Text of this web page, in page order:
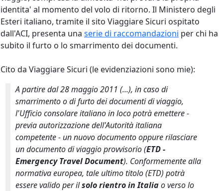
identita' al momento del volo di ritorno. Il Ministero degli
Esteri italiano, tramite il sito Viaggiare Sicuri ospitato
dall'ACI, presenta una serie di raccomandazioni per chi ha
subito il furto o lo smarrimento dei documenti.
Cito da Viaggiare Sicuri (le evidenziazioni sono mie):
A partire dal 28 maggio 2011 (...), in caso di
smarrimento o di furto dei documenti di viaggio,
l'Ufficio consolare italiano in loco potrà emettere -
previa autorizzazione dell'Autorità italiana
competente - un nuovo documento oppure rilasciare
un documento di viaggio provvisorio (ETD -
Emergency Travel Document). Conformemente alla
normativa europea, tale ultimo titolo (ETD) potrà
essere valido per ilsolo rientro in Italiao verso lo